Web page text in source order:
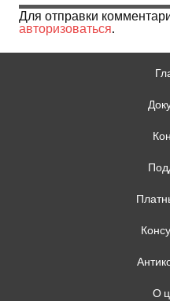
Для отправки
авторизоваться.
О